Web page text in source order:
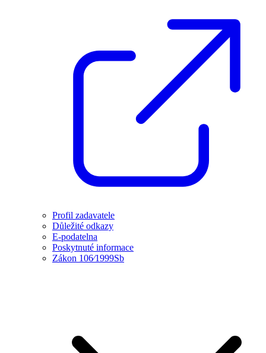
Profil zadavatele
Důležité odkazy
E-podatelna
Poskytnuté informace
Zákon 106⁄1999Sb